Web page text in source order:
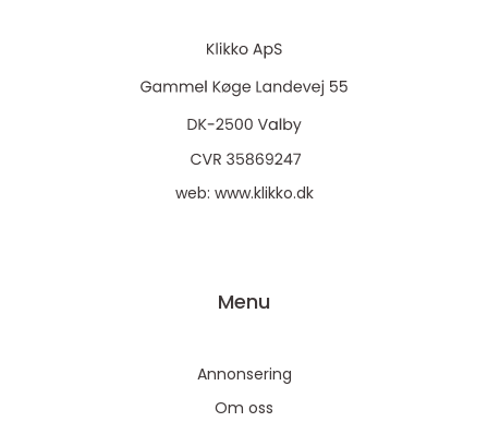
web: www.klikko.dk
Menu
Annonsering
Om oss